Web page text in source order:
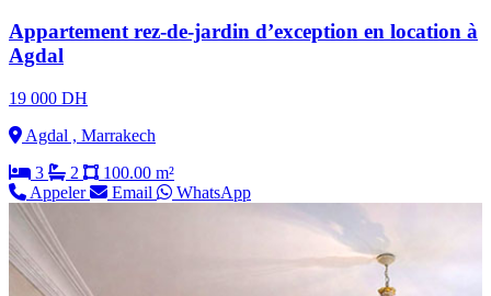
Appartement rez-de-jardin d’exception en location à
Agdal
19 000 DH
Agdal , Marrakech
3
2
100.00 m²
Appeler
Email WhatsApp